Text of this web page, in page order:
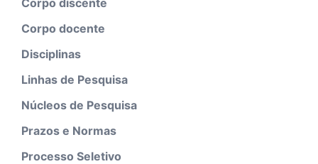
Corpo docente
Disciplinas
Linhas de Pesquisa
Núcleos de Pesquisa
Prazos e Normas
Processo Seletivo